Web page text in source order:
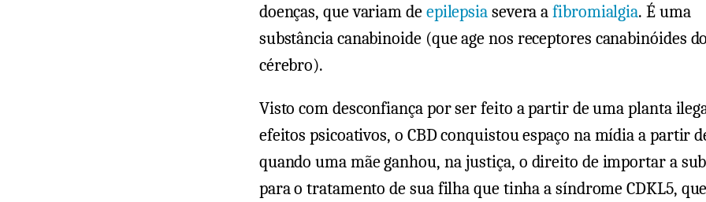
doenças, que variam deepilepsiasevera afibromialgia. É uma
substância canabinoide (que age nos receptores canabinóides do
cérebro).
Visto com desconfiança por ser feito a partir de uma planta
efeitos psicoativos, o CBD conquistou espaço na mídia a partir
quando uma mãe ganhou, na justiça, o direito de importar a
para o tratamento de sua filha que tinha a síndrome CDKL5,